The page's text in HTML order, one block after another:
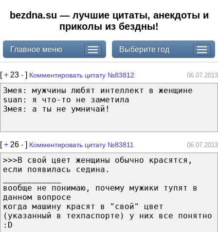
bezdna.su — лучшие цитаты, анекдоты и
приколы из бездны!
Главное меню Выберите год
[+ 23 - ] Комментировать цитату №83812 06.07.2013
Змея: мужчины любят интеллект в женщине
suan: я что-то не заметила
Змея: а ты не умничай!
[+ 26 - ] Комментировать цитату №83811 06.07.2013
>>>В свой цвет женщины обычно красятся,
если появилась седина.
вообще не понимаю, почему мужики тупят в
данном вопросе
когда машину красят в "свой" цвет
(указанный в техпаспорте) у них все понятно
:D